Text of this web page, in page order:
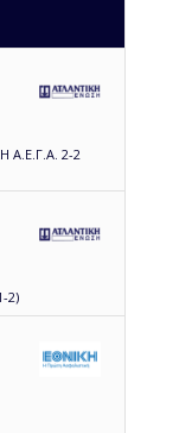
Α.Ε.Γ.Α. 2-2
2)